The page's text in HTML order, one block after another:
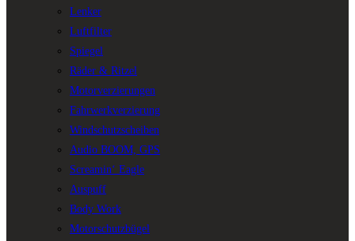
Lenker
Luftfilter
Spiegel
Räder & Ritzel
Motorverzierungen
Fahrwerkverzierung
Windschutzscheiben
Audio BOOM, GPS
Screamin‘ Eagle
Auspuff
Body Work
Motorschutzbügel